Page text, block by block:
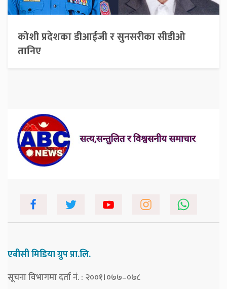
कोशी प्रदेशका डीआईजी र सुनसरीका सीडीओ
तानिए
एबीसी मिडिया ग्रुप प्रा.लि.
सूचना विभागमा दर्ता नं. : २००१।०७७–०७८